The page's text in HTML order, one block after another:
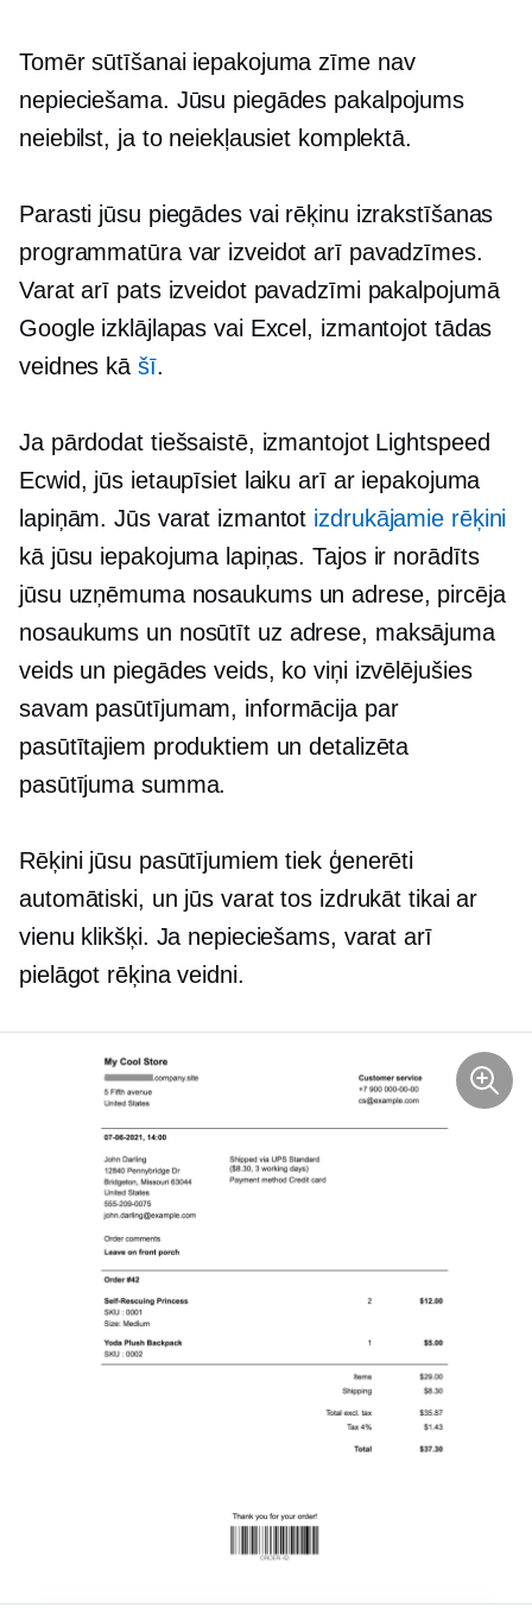
Tomēr sūtīšanai iepakojuma zīme nav
nepieciešama. Jūsu piegādes pakalpojums
neiebilst, ja to neiekļausiet komplektā.
Parasti jūsu piegādes vai rēķinu izrakstīšanas
programmatūra var izveidot arī pavadzīmes.
Varat arī pats izveidot pavadzīmi pakalpojumā
Google izklājlapas vai Excel, izmantojot tādas
veidnes kā šī.
Ja pārdodat tiešsaistē, izmantojot Lightspeed
Ecwid, jūs ietaupīsiet laiku arī ar iepakojuma
lapiņām. Jūs varat izmantot izdrukājamie rēķini
kā jūsu iepakojuma lapiņas. Tajos ir norādīts
jūsu uzņēmuma nosaukums un adrese, pircēja
nosaukums un nosūtīt uz adrese, maksājuma
veids un piegādes veids, ko viņi izvēlējušies
savam pasūtījumam, informācija par
pasūtītajiem produktiem un detalizēta
pasūtījuma summa.
Rēķini jūsu pasūtījumiem tiek ģenerēti
automātiski, un jūs varat tos izdrukāt tikai ar
vienu klikšķi. Ja nepieciešams, varat arī
pielāgot rēķina veidni.